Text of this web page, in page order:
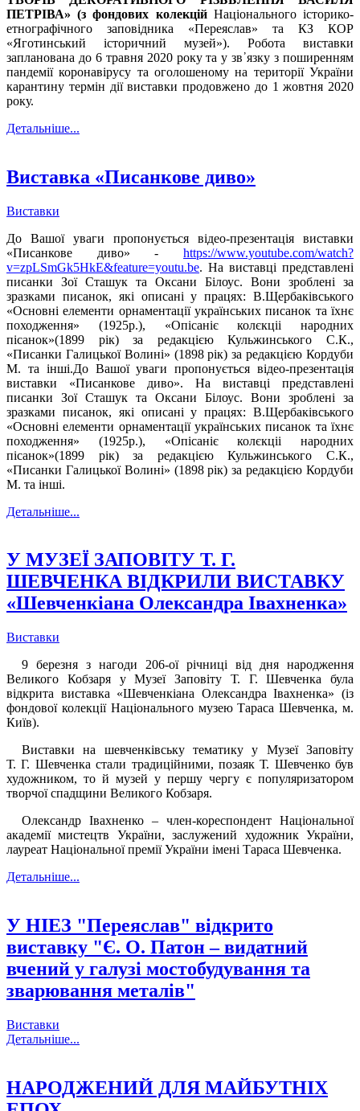
ПЕТРІВА» (з фондових колекцій Національного історико-
етнографічного заповідника «Переяслав» та КЗ КОР
«Яготинський історичний музей»). Робота виставки
запланована до 6 травня 2020 року та у зв᾽язку з поширенням
пандемії коронавірусу та оголошеному на території України
карантину термін дії виставки продовжено до 1 жовтня 2020
року.
Детальніше...
Виставка «Писанкове диво»
Виставки
До Вашої уваги пропонується відео-презентація виставки
«Писанкове диво» - https://www.youtube.com/watch?
v=zpLSmGk5HkE&feature=youtu.be. На виставці представлені
писанки Зої Сташук та Оксани Білоус. Вони зроблені за
зразками писанок, які описані у працях: В.Щербаківського
«Основні елементи орнаментації українських писанок та їхнє
походження» (1925р.), «Опісаніє колєкціі народних
пісанок»(1899 рік) за редакцією Кульжинського С.К.,
«Писанки Галицької Волині» (1898 рік) за редакцією Кордуби
М. та інші.До Вашої уваги пропонується відео-презентація
виставки «Писанкове диво». На виставці представлені
писанки Зої Сташук та Оксани Білоус. Вони зроблені за
зразками писанок, які описані у працях: В.Щербаківського
«Основні елементи орнаментації українських писанок та їхнє
походження» (1925р.), «Опісаніє колєкціі народних
пісанок»(1899 рік) за редакцією Кульжинського С.К.,
«Писанки Галицької Волині» (1898 рік) за редакцією Кордуби
М. та інші.
Детальніше...
У МУЗЕЇ ЗАПОВІТУ Т. Г.
ШЕВЧЕНКА ВІДКРИЛИ ВИСТАВКУ
«Шевченкіана Олександра Івахненка»
Виставки
9 березня з нагоди 206-ої річниці від дня народження
Великого Кобзаря у Музеї Заповіту Т. Г. Шевченка була
відкрита виставка «Шевченкіана Олександра Івахненка» (із
фондової колекції Національного музею Тараса Шевченка, м.
Київ).
Виставки на шевченківську тематику у Музеї Заповіту
Т. Г. Шевченка стали традиційними, позаяк Т. Шевченко був
художником, то й музей у першу чергу є популяризатором
творчої спадщини Великого Кобзаря.
Олександр Івахненко – член-кореспондент Національної
академії мистецтв України, заслужений художник України,
лауреат Національної премії України імені Тараса Шевченка.
Детальніше...
У НІЕЗ "Переяслав" відкрито
виставку "Є. О. Патон – видатний
вчений у галузі мостобудування та
зварювання металів"
Виставки
Детальніше...
НАРОДЖЕНИЙ ДЛЯ МАЙБУТНІХ